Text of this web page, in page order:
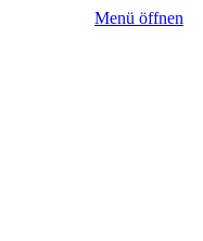
Menü öffnen